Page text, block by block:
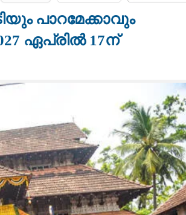
പാറമേക്കാവും
ഏപ്രിൽ 17ന്